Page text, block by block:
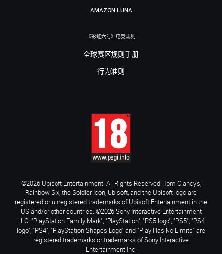
AMAZON LUNA
《彩虹六号》电竞规则
全球赛区规则手册
行为准则
©2026 Ubisoft Entertainment. All Rights Reserved. Tom Clancy’s,
Rainbow Six, the Soldier Icon, Ubisoft, and the Ubisoft logo are
registered or unregistered trademarks of Ubisoft Entertainment in the
US and/or other countries. ©2026 Sony Interactive Entertainment
LLC. "PlayStation Family Mark", "PlayStation", "PS5 logo", "PS5", "PS4
logo", "PS4", "PlayStation Shapes Logo" and "Play Has No Limits" are
registered trademarks or trademarks of Sony Interactive
Entertainment Inc.